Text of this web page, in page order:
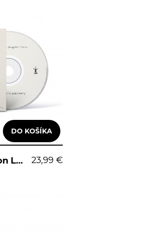
23,99 €
The Boys Of Dungeon Lane